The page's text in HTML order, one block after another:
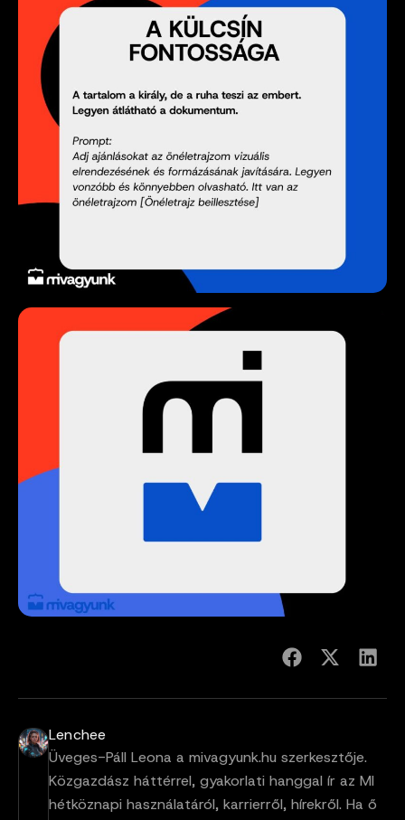
Lenchee
Üveges-Páll Leona a mivagyunk.hu szerkesztője.
Közgazdász háttérrel, gyakorlati hanggal ír az MI
hétköznapi használatáról, karrierről, hírekről. Ha ő